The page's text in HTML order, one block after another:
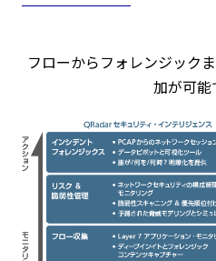
フローからフォレンジック
加が可能